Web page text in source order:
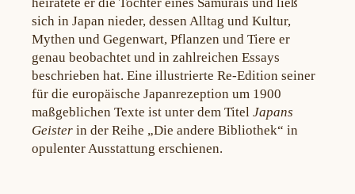
sich in Japan nieder, dessen Alltag und Kultur,
Mythen und Gegenwart, Pflanzen und Tiere er
genau beobachtet und in zahlreichen Essays
beschrieben hat. Eine illustrierte Re-Edition seiner
für die europäische Japanrezeption um 1900
maßgeblichen Texte ist unter dem Titel Japans
Geister in der Reihe „Die andere Bibliothek“ in
opulenter Ausstattung erschienen.